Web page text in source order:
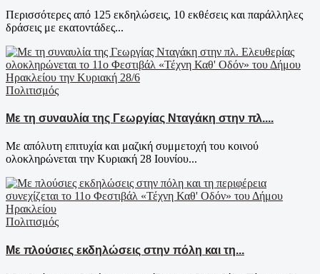
Περισσότερες από 125 εκδηλώσεις, 10 εκθέσεις και παράλληλες
δράσεις με εκατοντάδες...
Πολιτισμός
Με τη συναυλία της Γεωργίας Νταγάκη στην πλ....
Με απόλυτη επιτυχία και μαζική συμμετοχή του κοινού
ολοκληρώνεται την Κυριακή 28 Ιουνίου...
Πολιτισμός
Με πλούσιες εκδηλώσεις στην πόλη και τη...